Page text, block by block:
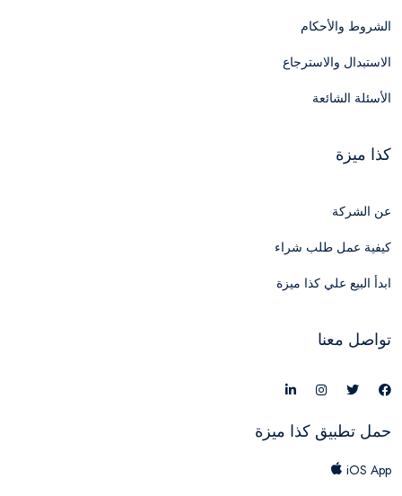
الشروط والأحكام
الاستبدال والاسترجاع
الأسئلة الشائعة
كذا ميزة
عن الشركة
كيفية عمل طلب شراء
ابدأ البيع علي كذا ميزة
تواصل معنا
حمل تطبيق كذا ميزة
iOS App